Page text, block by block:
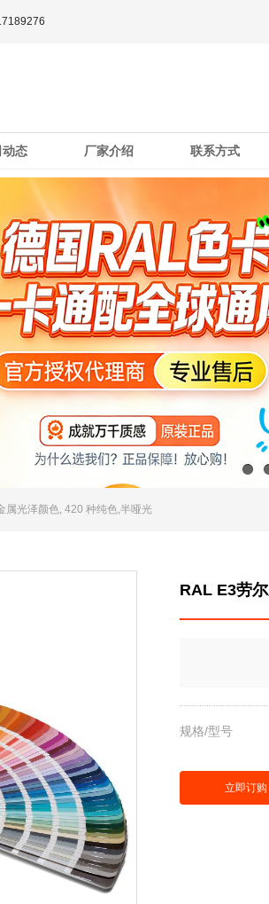
动态 厂家介绍 联系方式
属光泽颜色, 420 种纯色,半哑光
RAL E3劳
规格/型号
立即订购